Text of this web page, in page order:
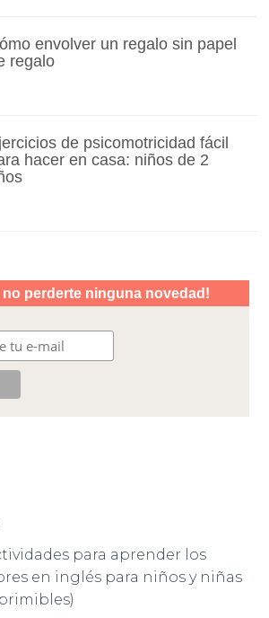
envolver un regalo sin papel
regalo
de psicomotricidad fácil
hacer en casa: niños de 2
para aprender los
en inglés para niños y niñas